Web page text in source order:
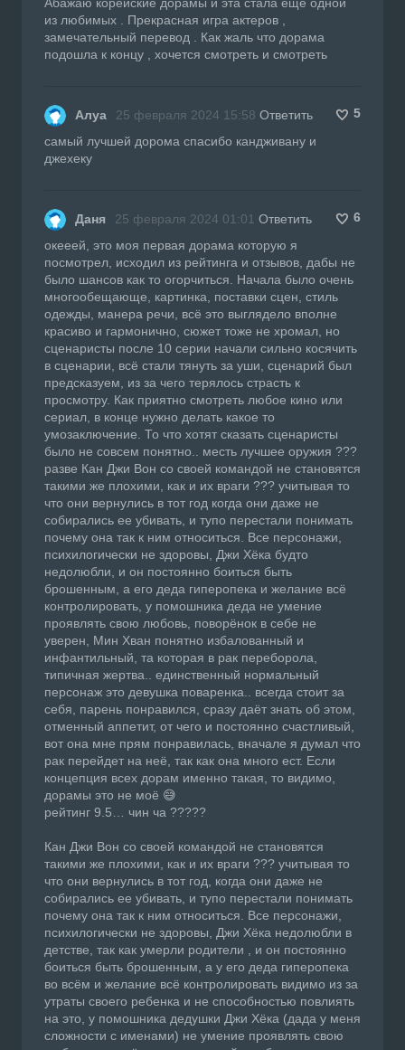
из любимых . Прекрасная игра актеров ,
замечательный перевод . Как жаль что дорама
подошла к концу , хочется смотреть и смотреть
Алуа 25 февраля 2024 15:58 Ответить
5
самый лучшей дорома спасибо кандживану и
джехеку
Даня 25 февраля 2024 01:01 Ответить
6
окееей, это моя первая дорама которую я
посмотрел, исходил из рейтинга и отзывов, дабы не
было шансов как то огорчиться. Начала было очень
многообещающе, картинка, поставки сцен, стиль
одежды, манера речи, всё это выглядело вполне
красиво и гармонично, сюжет тоже не хромал, но
сценаристы после 10 серии начали сильно косячить
в сценарии, всё стали тянуть за уши, сценарий был
предсказуем, из за чего терялось страсть к
просмотру. Как приятно смотреть любое кино или
сериал, в конце нужно делать какое то
умозаключение. То что хотят сказать сценаристы
было не совсем понятно.. месть лучшее оружия ???
разве Кан Джи Вон со своей командой не становятся
такими же плохими, как и их враги ??? учитывая то
что они вернулись в тот год когда они даже не
собирались ее убивать, и тупо перестали понимать
почему она так к ним относиться. Все персонажи,
психилогически не здоровы, Джи Хёка будто
недолюбли, и он постоянно боиться быть
брошенным, а его деда гиперопека и желание всё
контролировать, у помошника деда не умение
проявлять свою любовь, поворёнок в себе не
уверен, Мин Хван понятно избалованный и
инфантильный, та которая в рак переборола,
типичная жертва.. единственный нормальный
персонаж это девушка поваренка.. всегда стоит за
себя, парень понравился, сразу даёт знать об этом,
отменный аппетит, от чего и постоянно счастливый,
вот она мне прям понравилась, вначале я думал что
рак перейдет на неё, так как она много ест. Если
концепция всех дорам именно такая, то видимо,
дорамы это не моё 😅
рейтинг 9.5… чин ча ?????
Кан Джи Вон со своей командой не становятся
такими же плохими, как и их враги ??? учитывая то
что они вернулись в тот год, когда они даже не
собирались ее убивать, и тупо перестали понимать
почему она так к ним относиться. Все персонажи,
психилогически не здоровы, Джи Хёка недолюбли в
детстве, так как умерли родители , и он постоянно
боиться быть брошенным, а у его деда гиперопека
во всём и желание всё контролировать видимо из за
утраты своего ребенка и не способностью повлиять
на это, у помошника дедушки Джи Хёка (дада у меня
сложности с именами) не умение проявлять свою